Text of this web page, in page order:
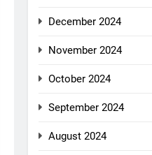
December 2024
November 2024
October 2024
September 2024
August 2024